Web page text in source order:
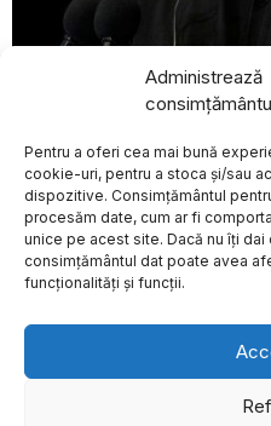
Administrează
Pentru a oferi cea mai bună
cookie-uri, pentru a stoca și/sau
dispozitive. Consimțământul
procesăm date, cum ar fi
unice pe acest site. Dacă nu îți
consimțământul dat poate avea
funcționalități și funcții.
Președintele Volodimir
Despre Politica de
BREAKING NEWS
Donald
aliații pentru
sprijin în
Strâmtorii
Fostul
Statelor Unite,
Trump, și-a
Alina Gorghiu
că guvernul
de Adrian
include cinci
portofolii